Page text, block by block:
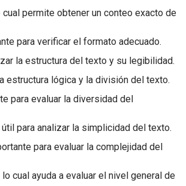
permite obtener un conteo exacto de
para verificar el formato adecuado.
la estructura del texto y su legibilidad.
estructura lógica y la división del texto.
para evaluar la diversidad del
para analizar la simplicidad del texto.
para evaluar la complejidad del
cual ayuda a evaluar el nivel general de